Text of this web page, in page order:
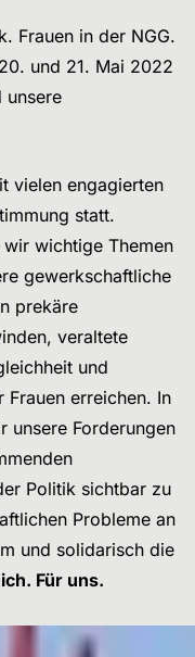
Frauen in der NGG.
und 21. Mai 2022
unsere
vielen engagierten
statt.
wichtige Themen
gewerkschaftliche
prekäre
veraltete
und
erreichen. In
unsere Forderungen
Politik sichtbar zu
Probleme an
und solidarisch die
Für uns.